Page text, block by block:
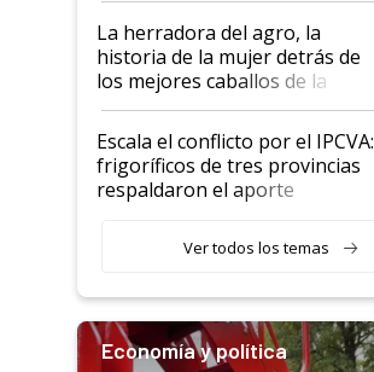
establecimientos en Argentina
La herradora del agro, la
historia de la mujer detrás de
los mejores caballos de la
Argentina y los mitos que
todavía hacen sufrir a estos
animales: "Mientras me
descalificaban, yo seguí
haciendo currículum"
Escala el conflicto por el IPCVA:
frigoríficos de tres provincias
respaldaron el aporte
Ver todos los temas
Economía y política